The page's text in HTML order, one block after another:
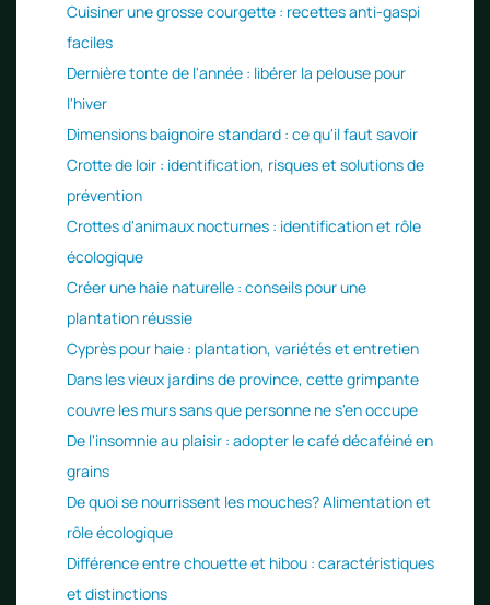
Cuisiner une grosse courgette : recettes anti-gaspi
faciles
Dernière tonte de l'année : libérer la pelouse pour
l'hiver
Dimensions baignoire standard : ce qu'il faut savoir
Crotte de loir : identification, risques et solutions de
prévention
Crottes d'animaux nocturnes : identification et rôle
écologique
Créer une haie naturelle : conseils pour une
plantation réussie
Cyprès pour haie : plantation, variétés et entretien
Dans les vieux jardins de province, cette grimpante
couvre les murs sans que personne ne s'en occupe
De l'insomnie au plaisir : adopter le café décaféiné en
grains
De quoi se nourrissent les mouches? Alimentation et
rôle écologique
Différence entre chouette et hibou : caractéristiques
et distinctions